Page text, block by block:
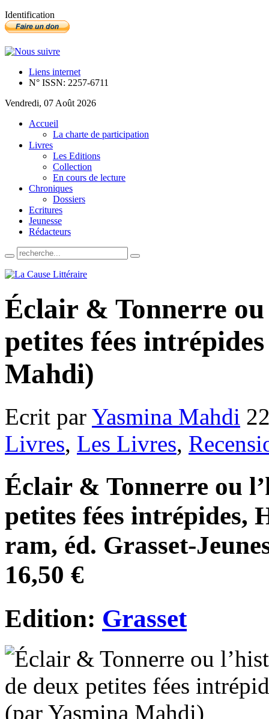
Identification
Liens internet
N° ISSN: 2257-6711
Vendredi, 07 Août 2026
Accueil
La charte de participation
Livres
Les Editions
Collection
En cours de lecture
Chroniques
Dossiers
Ecritures
Jeunesse
Rédacteurs
Éclair & Tonnerre ou
petites fées
Mahdi)
Ecrit par Yasmina Mahdi
Livres, Les Livres,
Éclair & Tonnerre ou
petites fées intrépides,
ram, éd. Grasset-
16,50 €
Edition: Grasset